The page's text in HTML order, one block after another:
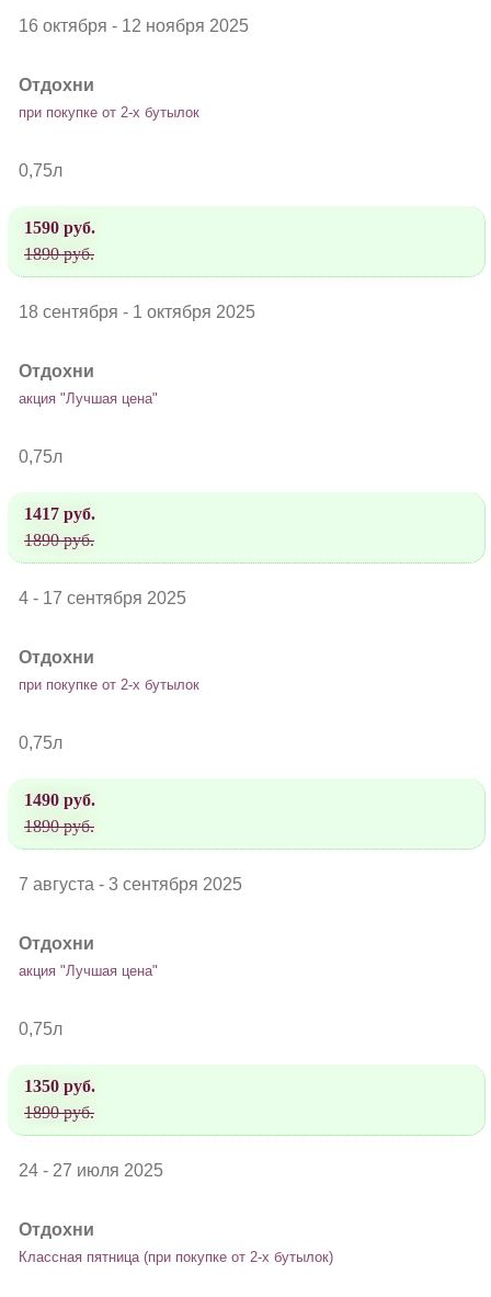
16 октября - 12 ноября 2025
Отдохни
при покупке от 2-х бутылок
0,75л
1590 руб.
1890 руб.
18 сентября - 1 октября 2025
Отдохни
акция "Лучшая цена"
0,75л
1417 руб.
1890 руб.
4 - 17 сентября 2025
Отдохни
при покупке от 2-х бутылок
0,75л
1490 руб.
1890 руб.
7 августа - 3 сентября 2025
Отдохни
акция "Лучшая цена"
0,75л
1350 руб.
1890 руб.
24 - 27 июля 2025
Отдохни
Классная пятница (при покупке от 2-х бутылок)